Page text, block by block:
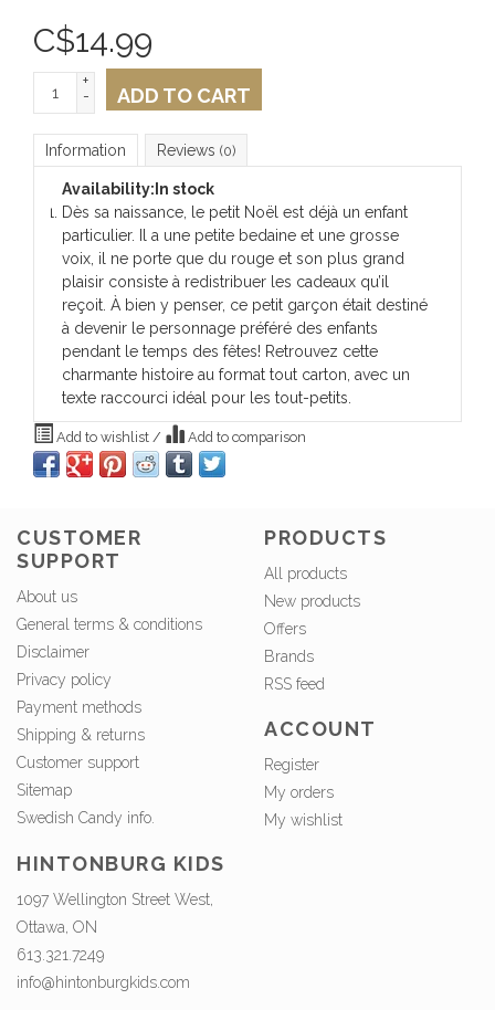
C$14.99
+
-
ADD TO CART
Information Reviews (0)
Availability: In stock
Dès sa naissance, le petit Noël est déjà un enfant
particulier. Il a une petite bedaine et une grosse
voix, il ne porte que du rouge et son plus grand
plaisir consiste à redistribuer les cadeaux qu’il
reçoit. À bien y penser, ce petit garçon était destiné
à devenir le personnage préféré des enfants
pendant le temps des fêtes! Retrouvez cette
charmante histoire au format tout carton, avec un
texte raccourci idéal pour les tout-petits.
Add to wishlist / Add to comparison
CUSTOMER
SUPPORT
About us
General terms & conditions
Disclaimer
Privacy policy
Payment methods
Shipping & returns
Customer support
Sitemap
Swedish Candy info.
PRODUCTS
All products
New products
Offers
Brands
RSS feed
ACCOUNT
Register
My orders
My wishlist
HINTONBURG KIDS
1097 Wellington Street West,
Ottawa, ON
613.321.7249
info@hintonburgkids.com